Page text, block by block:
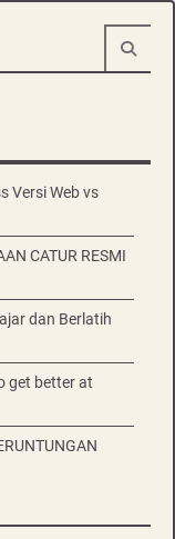
Versi Web vs
CATUR RESMI
dan Berlatih
get better at